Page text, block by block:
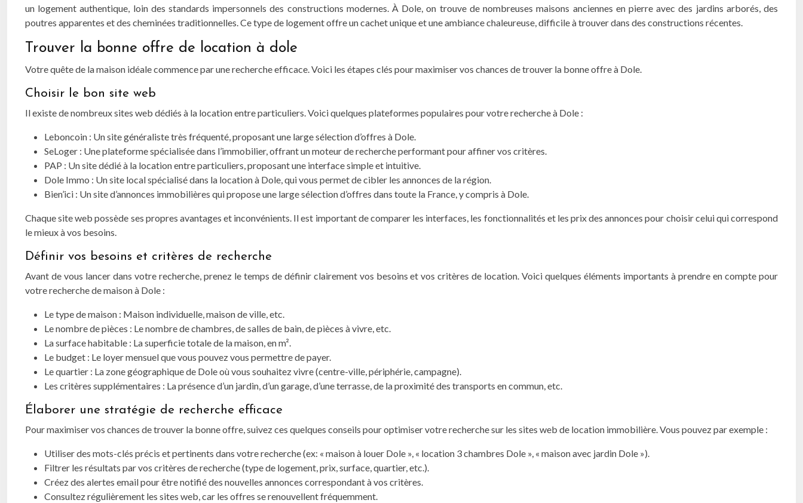
un logement authentique, loin des standards impersonnels des constructions modernes. À Dole, on trouve de nombreuses maisons anciennes en pierre avec des jardins arborés, des
poutres apparentes et des cheminées traditionnelles. Ce type de logement offre un cachet unique et une ambiance chaleureuse, difficile à trouver dans des constructions récentes.
Trouver la bonne offre de location à dole
Votre quête de la maison idéale commence par une recherche efficace. Voici les étapes clés pour maximiser vos chances de trouver la bonne offre à Dole.
Choisir le bon site web
Il existe de nombreux sites web dédiés à la location entre particuliers. Voici quelques plateformes populaires pour votre recherche à Dole :
Leboncoin : Un site généraliste très fréquenté, proposant une large sélection d’offres à Dole.
SeLoger : Une plateforme spécialisée dans l’immobilier, offrant un moteur de recherche performant pour affiner vos critères.
PAP : Un site dédié à la location entre particuliers, proposant une interface simple et intuitive.
Dole Immo : Un site local spécialisé dans la location à Dole, qui vous permet de cibler les annonces de la région.
Bien’ici : Un site d’annonces immobilières qui propose une large sélection d’offres dans toute la France, y compris à Dole.
Chaque site web possède ses propres avantages et inconvénients. Il est important de comparer les interfaces, les fonctionnalités et les prix des annonces pour choisir celui qui correspond
le mieux à vos besoins.
Définir vos besoins et critères de recherche
Avant de vous lancer dans votre recherche, prenez le temps de définir clairement vos besoins et vos critères de location. Voici quelques éléments importants à prendre en compte pour
votre recherche de maison à Dole :
Le type de maison : Maison individuelle, maison de ville, etc.
Le nombre de pièces : Le nombre de chambres, de salles de bain, de pièces à vivre, etc.
La surface habitable : La superficie totale de la maison, en m².
Le budget : Le loyer mensuel que vous pouvez vous permettre de payer.
Le quartier : La zone géographique de Dole où vous souhaitez vivre (centre-ville, périphérie, campagne).
Les critères supplémentaires : La présence d’un jardin, d’un garage, d’une terrasse, de la proximité des transports en commun, etc.
Élaborer une stratégie de recherche efficace
Pour maximiser vos chances de trouver la bonne offre, suivez ces quelques conseils pour optimiser votre recherche sur les sites web de location immobilière. Vous pouvez par exemple :
Utiliser des mots-clés précis et pertinents dans votre recherche (ex: « maison à louer Dole », « location 3 chambres Dole », « maison avec jardin Dole »).
Filtrer les résultats par vos critères de recherche (type de logement, prix, surface, quartier, etc.).
Créez des alertes email pour être notifié des nouvelles annonces correspondant à vos critères.
Consultez régulièrement les sites web, car les offres se renouvellent fréquemment.